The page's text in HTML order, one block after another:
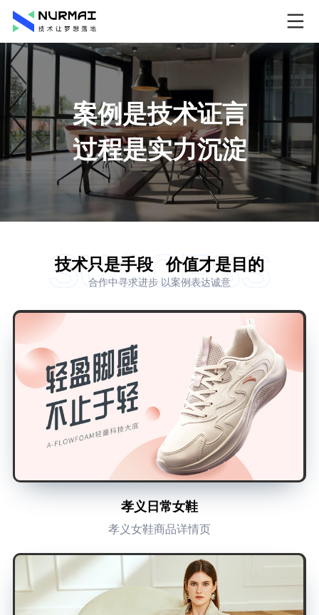
案例是技术证言
过程是实力沉淀
技术只是手段 价值才是目的
合作中寻求进步 以案例表达诚意
SUCCESS
孝义日常女鞋
孝义女鞋商品详情页